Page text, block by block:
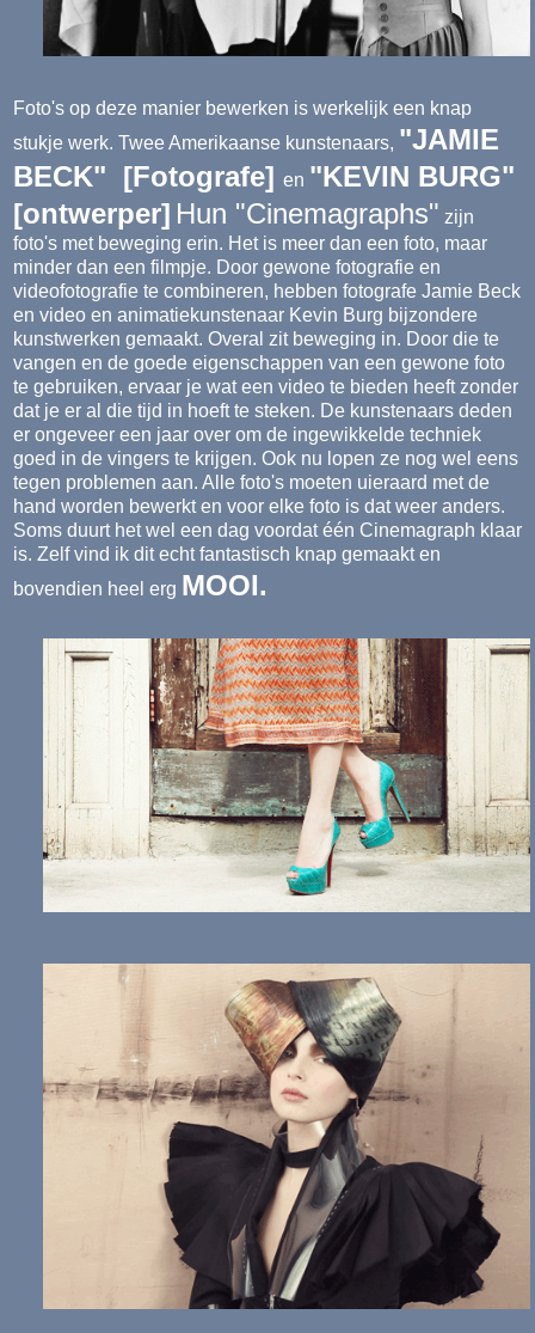
Foto's op deze manier bewerken is werkelijk een knap
stukje werk. Twee Amerikaanse kunstenaars, "JAMIE
BECK" [Fotografe] en "KEVIN BURG"
[ontwerper] Hun "Cinemagraphs" zijn
foto's met beweging erin. Het is meer dan een foto, maar
minder dan een filmpje. Door gewone fotografie en
videofotografie te combineren, hebben fotografe Jamie Beck
en video en animatiekunstenaar Kevin Burg bijzondere
kunstwerken gemaakt. Overal zit beweging in. Door die te
vangen en de goede eigenschappen van een gewone foto
te gebruiken, ervaar je wat een video te bieden heeft zonder
dat je er al die tijd in hoeft te steken. De kunstenaars deden
er ongeveer een jaar over om de ingewikkelde techniek
goed in de vingers te krijgen. Ook nu lopen ze nog wel eens
tegen problemen aan. Alle foto's moeten uieraard met de
hand worden bewerkt en voor elke foto is dat weer anders.
Soms duurt het wel een dag voordat één Cinemagraph klaar
is. Zelf vind ik dit echt fantastisch knap gemaakt en
bovendien heel erg MOOI.